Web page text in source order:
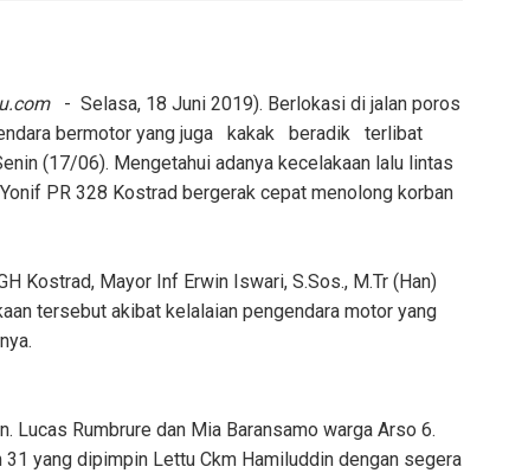
- Selasa, 18 Juni 2019). Berlokasi di jalan poros
bermotor yang juga kakak beradik terlibat
(17/06). Mengetahui adanya kecelakaan lalu lintas
PR 328 Kostrad bergerak cepat menolong korban
Kostrad, Mayor Inf Erwin Iswari, S.Sos., M.Tr (Han)
tersebut akibat kelalaian pengendara motor yang
Lucas Rumbrure dan Mia Baransamo warga Arso 6.
yang dipimpin Lettu Ckm Hamiluddin dengan segera